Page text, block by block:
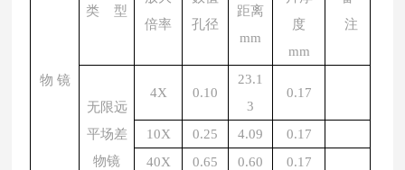
物 镜
类 型
倍率
孔径
距离
mm
度
mm
注
无限远
平场差
物镜
4X 0.10
23.1
3
0.17
10X 0.25 4.09
0.17
40X
0.65 0.60
0.17